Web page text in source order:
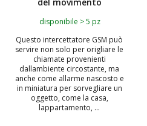
disponibile > 5 pz
Questo intercettatore GSM può
servire non solo per origliare le
chiamate provenienti
dallambiente circostante, ma
anche come allarme nascosto e
in miniatura per sorvegliare un
oggetto, come la casa,
lappartamento, ...